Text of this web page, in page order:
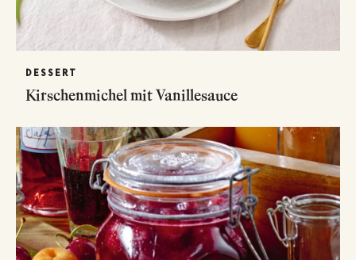
DESSERT
Kirschenmichel mit Vanillesauce